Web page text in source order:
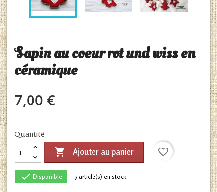
Sapin au coeur rot und wiss en
céramique
7,00 €
Quantité
 Ajouter au panier favorite_border
 Disponible 7article(s) en stock